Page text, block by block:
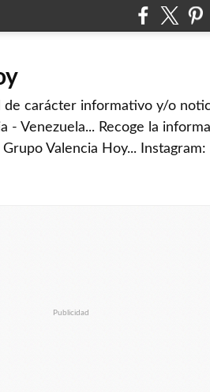
de carácter informativo y/o
- Venezuela... Recoge la
Valencia Hoy... Instagram:
Publicidad